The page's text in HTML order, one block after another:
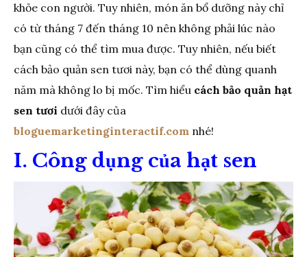
khỏe con người. Tuy nhiên, món ăn bổ dưỡng này chỉ
có từ tháng 7 đến tháng 10 nên không phải lúc nào
bạn cũng có thể tìm mua được. Tuy nhiên, nếu biết
cách bảo quản sen tươi này, bạn có thể dùng quanh
năm mà không lo bị mốc. Tìm hiểu cách bảo quản hạt
sen tươi dưới đây của
bloguemarketinginteractif.com nhé!
I. Công dụng của hạt sen